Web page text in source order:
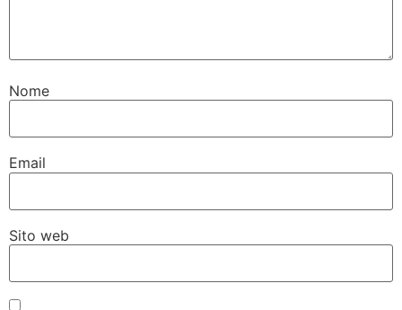
Nome
Email
Sito web